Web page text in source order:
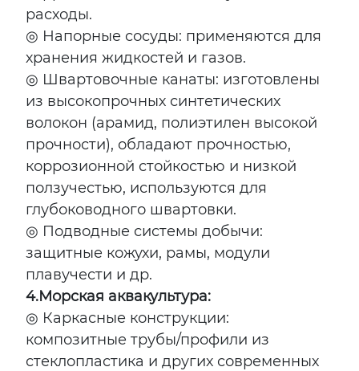
расходы.
◎ Напорные сосуды: применяются для
хранения жидкостей и газов.
◎ Швартовочные канаты: изготовлены
из высокопрочных синтетических
волокон (арамид, полиэтилен высокой
прочности), обладают прочностью,
коррозионной стойкостью и низкой
ползучестью, используются для
глубоководного швартовки.
◎ Подводные системы добычи:
защитные кожухи, рамы, модули
плавучести и др.
4.Морская аквакультура:
◎ Каркасные конструкции:
композитные трубы/профили из
стеклопластика и других современных